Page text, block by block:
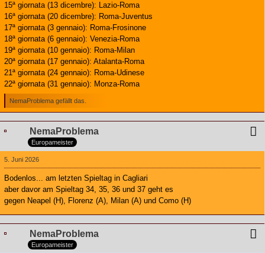
15ª giornata (13 dicembre): Lazio-Roma
16ª giornata (20 dicembre): Roma-Juventus
17ª giornata (3 gennaio): Roma-Frosinone
18ª giornata (6 gennaio): Venezia-Roma
19ª giornata (10 gennaio): Roma-Milan
20ª giornata (17 gennaio): Atalanta-Roma
21ª giornata (24 gennaio): Roma-Udinese
22ª giornata (31 gennaio): Monza-Roma
NemaProblema gefällt das.
NemaProblema
Europameister
5. Juni 2026
Bodenlos... am letzten Spieltag in Cagliari
aber davor am Spieltag 34, 35, 36 und 37 geht es
gegen Neapel (H), Florenz (A), Milan (A) und Como (H)
NemaProblema
Europameister